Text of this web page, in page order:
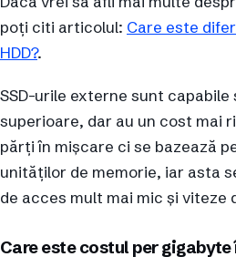
poți citi articolul: Care este
HDD?.
SSD-urile externe sunt
superioare, dar au un cost mai
părți în mișcare ci se bazează
unităților de memorie, iar asta
de acces mult mai mic și viteze
Care este costul per gigabyte